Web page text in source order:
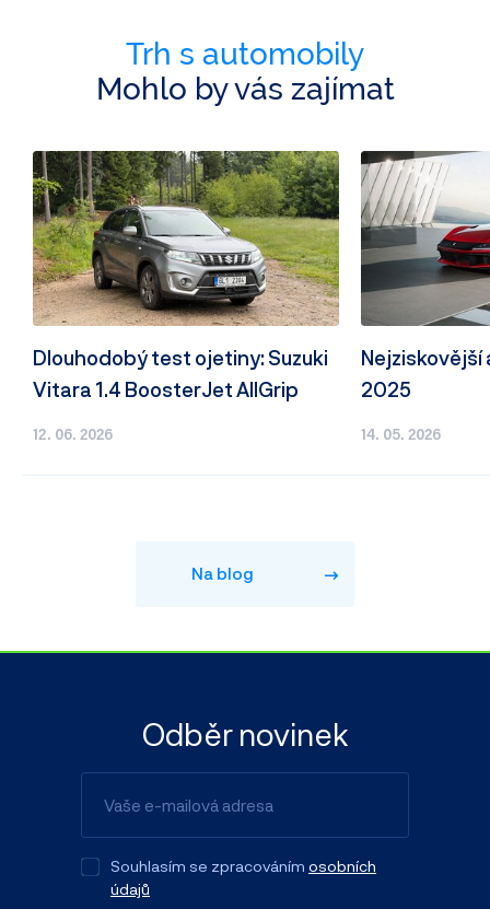
Trh s automobily
Mohlo by vás zajímat
12. 06. 2026
Dlouhodobý test ojetiny: Suzuki
Vitara 1.4 BoosterJet AllGrip
14. 05. 2026
Nejziskovější
2025
Na blog
Odběr novinek
Souhlasím se zpracováním osobních
údajů